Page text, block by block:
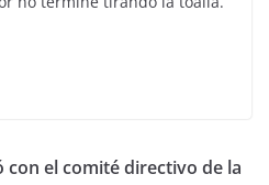
con el comité directivo de la